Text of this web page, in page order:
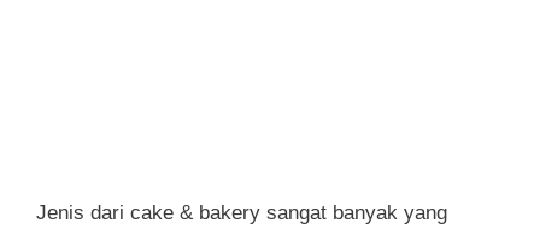
Jenis dari cake & bakery sangat banyak yang